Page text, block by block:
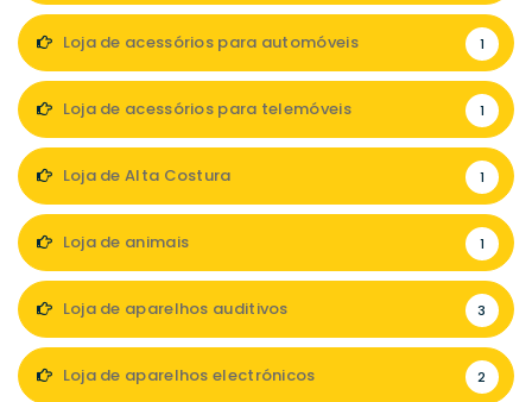
Loja de acessórios para automóveis 1
Loja de acessórios para telemóveis 1
Loja de Alta Costura 1
Loja de animais 1
Loja de aparelhos auditivos 3
Loja de aparelhos electrónicos 2